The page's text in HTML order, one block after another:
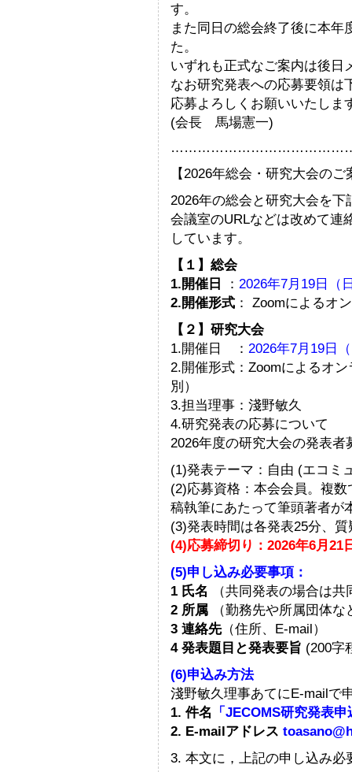
す。
また同日の総会終了後に本
た。
いずれも正式なご案内は後日
なお研究発表への応募要領は
応募よろしくお願いいたしま
(会長 馬場憲一)
【2026年総会・研究大会の
2026年の総会と研究大会を
会議室のURLなどは改めて連
しています。
【１】総会
1.開催日
： 2026年7月19日（
2.開催形式 ： Zoomによるオ
【２】研究大会
1.開催日 ： 2026年7月19日
2.開催形式：Zoomによるオ
別）
3.担当理事：淺野敏久
4.研究発表の応募について
2026年度の研究大会の発表
(1)発表テーマ：自由 (エコミ
(2)応募資格：本会会員。複
稿執筆にあたって筆頭著者が
(3)発表時間は各発表25分、質
(4)応募締切り：2026年6月21
(5)申し込み必要事項：
1 氏名
（共同発表の場合は
2 所属 （勤務先や所属団体な
3 連絡先（住所、E-mail）
4 発表題目と発表要旨 (200字
(6)申込み方法
淺野敏久理事あてにE-mailで
1. 件名 「JECOMS研究発表
2. E-mailアドレス
3. 本文に，上記の申し込み